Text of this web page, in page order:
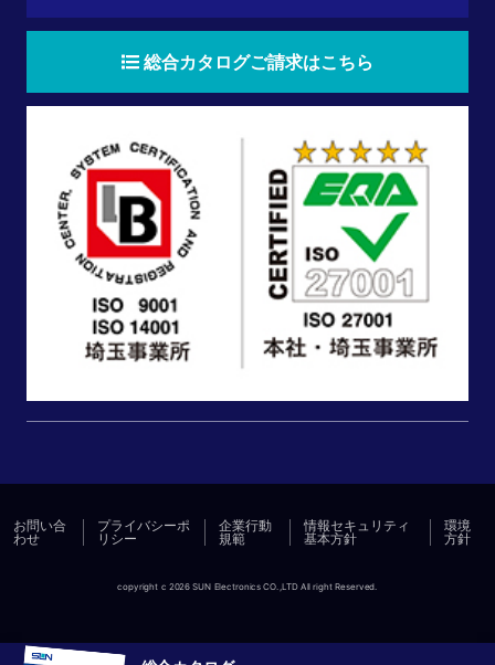
総合カタログご請求はこちら
お問い合
わせ
プライバシーポ
リシー
企業行動
規範
情報セキュリティ
基本方針
環境
方針
copyright c 2026 SUN Electronics CO.,LTD All right Reserved.